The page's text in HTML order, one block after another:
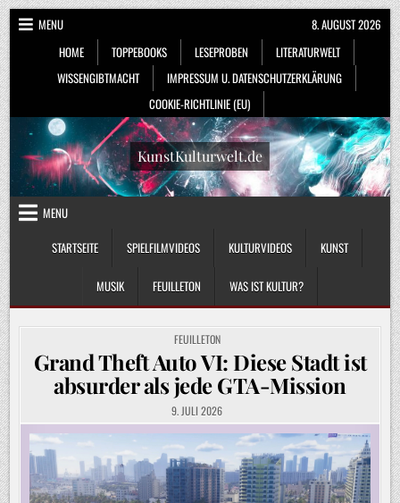
Skip
to
content
MENU
HOME
TOPPEBOOKS LESEPROBEN
LITERATURWELT
WISSENGIBTMACHT
IMPRESSUM U. DATENSCHUTZERKLÄRUNG
COOKIE-RICHTLINIE (EU)
8. AUGUST 2026
KunstKulturwelt.de
MENU
STARTSEITE
SPIELFILMVIDEOS KULTURVIDEOS KUNST
MUSIK FEUILLETON WAS IST KULTUR?
POSTED
IN
FEUILLETON
Grand Theft Auto VI: Diese Stadt ist
absurder als jede GTA-Mission
9. JULI 2026